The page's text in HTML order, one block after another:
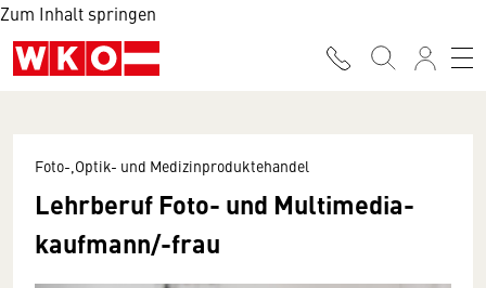
Zum Inhalt springen
Foto-,Optik- und Medizinproduktehandel
Lehr­beruf Foto- und Multimedia­
kaufmann/-frau